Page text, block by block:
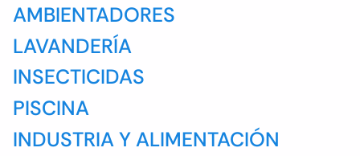
AMBIENTADORES
LAVANDERÍA
INSECTICIDAS
PISCINA
INDUSTRIA Y ALIMENTACIÓN